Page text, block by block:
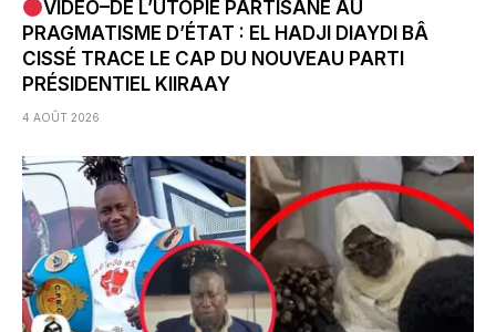
VIDÉO–DE L’UTOPIE PARTISANE AU
PRAGMATISME D’ÉTAT : EL HADJI DIAYDI BÂ
CISSÉ TRACE LE CAP DU NOUVEAU PARTI
PRÉSIDENTIEL KIIRAAY
4 AOÛT 2026